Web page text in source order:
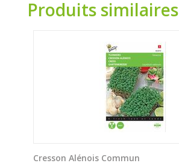
Produits similaires
Cresson Alénois Commun